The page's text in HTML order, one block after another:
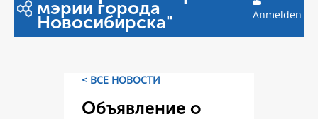
мэрии города
Новосибирска" Anmelden
< ВСЕ НОВОСТИ
Объявление о